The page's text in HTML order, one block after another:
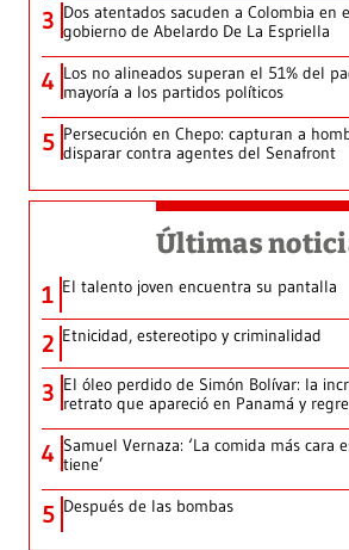
3 Dos atentados sacuden a Colombia en
gobierno de Abelardo De La Espriella
4 Los no alineados superan el 51% del
mayoría a los partidos políticos
5 Persecución en Chepo: capturan a
disparar contra agentes del Senafront
Últimas
1 El talento joven encuentra su pantalla​
2 Etnicidad, estereotipo y criminalidad
3 El óleo perdido de Simón Bolívar: la
retrato que apareció en Panamá y
4 Samuel Vernaza: ‘La comida más cara
tiene’
5 Después de las bombas